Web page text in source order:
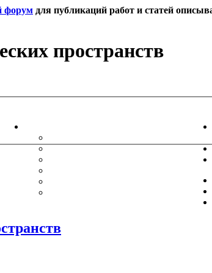
форум для публикаций работ и статей
пространств
ПОЖЕЛАНИЯ